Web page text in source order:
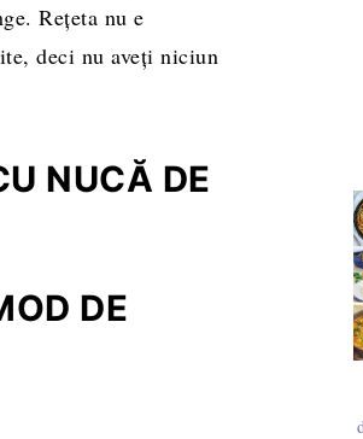
Reţeta nu e
deci nu aveţi niciun
NUCĂ DE
DE